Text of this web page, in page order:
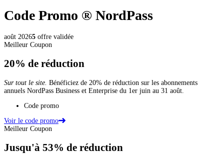
Code Promo ® NordPass
août 20265 offre validée
Meilleur Coupon
20% de réduction
Sur tout le site. Bénéficiez de 20% de réduction sur les abonnements
annuels NordPass Business et Enterprise du 1er juin au 31 août.
Code promo
Voir le code promo
Meilleur Coupon
Jusqu'à 53% de réduction